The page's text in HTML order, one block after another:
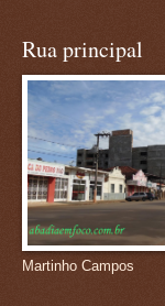
Rua principal
Martinho Campos